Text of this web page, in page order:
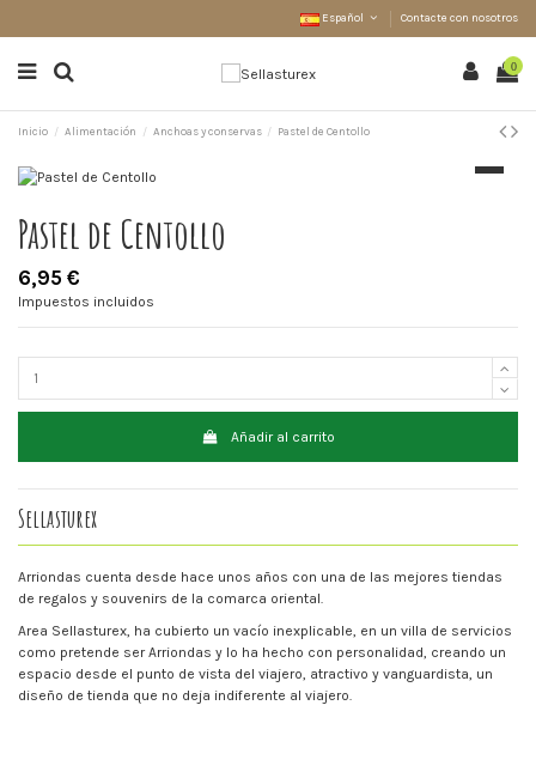
Español Contacte con nosotros
0
Inicio Alimentación Anchoas y conservas Pastel de Centollo
Pastel de Centollo
6,95 €
Impuestos incluidos
Añadir al carrito
Sellasturex
Arriondas cuenta desde hace unos años con una de las mejores tiendas
de regalos y souvenirs de la comarca oriental.
Area Sellasturex, ha cubierto un vacío inexplicable, en un villa de servicios
como pretende ser Arriondas y lo ha hecho con personalidad, creando un
espacio desde el punto de vista del viajero, atractivo y vanguardista, un
diseño de tienda que no deja indiferente al viajero.